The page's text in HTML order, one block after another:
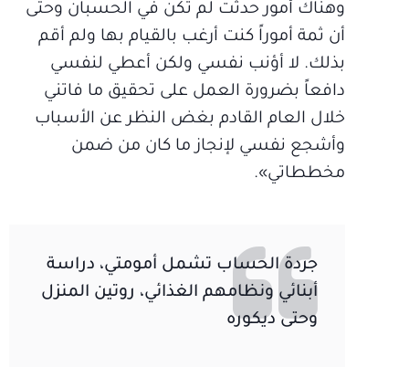
وهناك أمور حدثت لم تكن في الحسبان وحتى
أن ثمة أموراً كنت أرغب بالقيام بها ولم أقم
بذلك. لا أؤنب نفسي ولكن أعطي لنفسي
دافعاً بضرورة العمل على تحقيق ما فاتني
خلال العام القادم بغض النظر عن الأسباب
وأشجع نفسي لإنجاز ما كان من ضمن
مخططاتي».
جردة الحساب تشمل أمومتي، دراسة
أبنائي ونظامهم الغذائي، روتين المنزل
وحتى ديكوره